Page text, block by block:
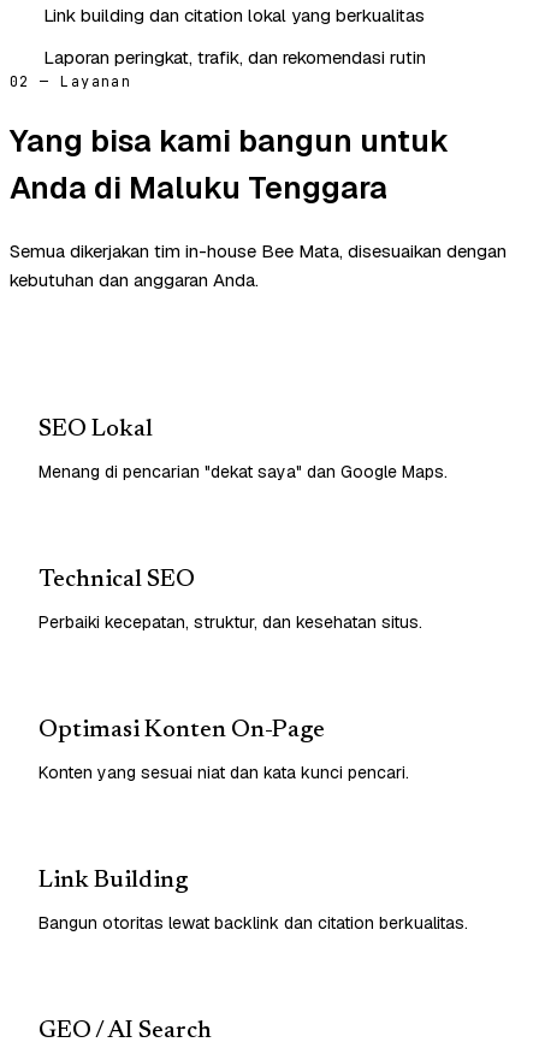
Link building dan citation lokal yang berkualitas
Laporan peringkat, trafik, dan rekomendasi rutin
02 — Layanan
Yang bisa kami bangun untuk
Anda di Maluku Tenggara
Semua dikerjakan tim in-house Bee Mata, disesuaikan dengan
kebutuhan dan anggaran Anda.
SEO Lokal
Menang di pencarian "dekat saya" dan Google Maps.
Technical SEO
Perbaiki kecepatan, struktur, dan kesehatan situs.
Optimasi Konten On-Page
Konten yang sesuai niat dan kata kunci pencari.
Link Building
Bangun otoritas lewat backlink dan citation berkualitas.
GEO / AI Search